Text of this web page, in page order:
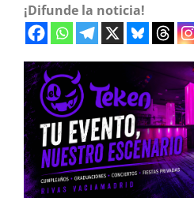
¡Difunde la noticia!